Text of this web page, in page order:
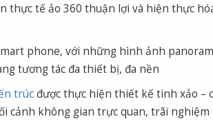
thực tế ảo 360 thuận lợi và hiện thực
phone, với những hình ảnh
tương tác đa thiết bị, đa nền
trúcđược thực hiện thiết kế tinh xảo –
cảnh không gian trực quan, trãi